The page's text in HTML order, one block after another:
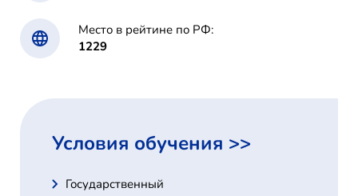
Место в рейтине по РФ:
1229
Условия обучения >>
Государственный